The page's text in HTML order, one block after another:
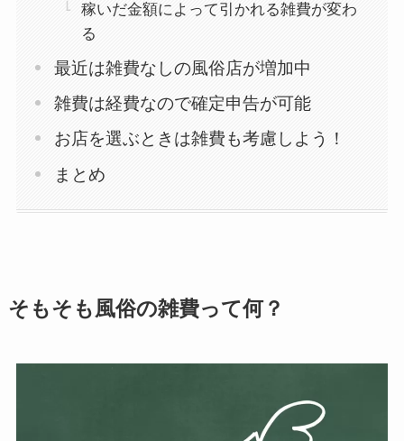
稼いだ金額によって引かれる雑費が変わ
る
最近は雑費なしの風俗店が増加中
雑費は経費なので確定申告が可能
お店を選ぶときは雑費も考慮しよう！
まとめ
そもそも風俗の雑費って何？